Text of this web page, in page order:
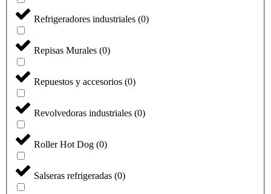
Refrigeradores industriales (0)
Repisas Murales (0)
Repuestos y accesorios (0)
Revolvedoras industriales (0)
Roller Hot Dog (0)
Salseras refrigeradas (0)